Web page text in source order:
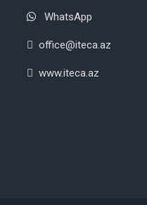
WhatsApp
office@iteca.az
www.iteca.az